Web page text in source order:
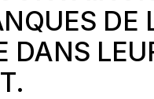
DE
DANS